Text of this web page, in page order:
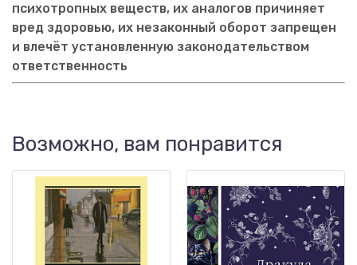
психотропных веществ, их аналогов причиняет
вред здоровью, их незаконный оборот запрещен
и влечёт установленную законодательством
ответственность
Возможно, вам понравится